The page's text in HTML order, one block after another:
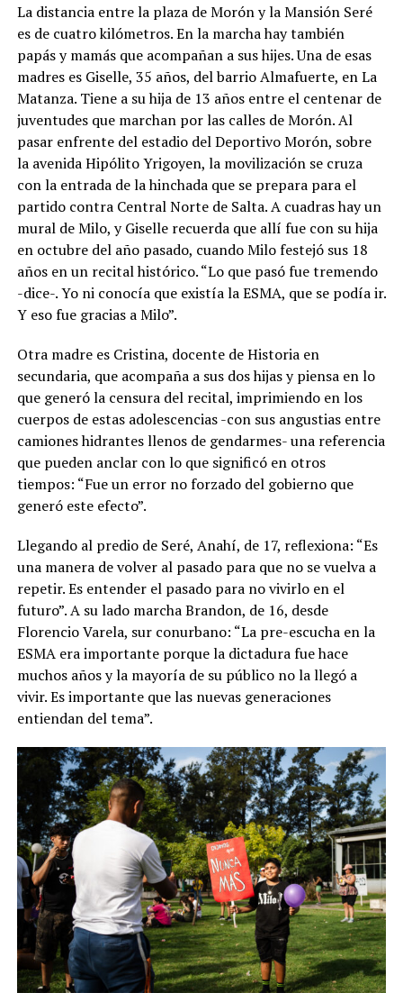
La distancia entre la plaza de Morón y la Mansión Seré
es de cuatro kilómetros. En la marcha hay también
papás y mamás que acompañan a sus hijes. Una de esas
madres es Giselle, 35 años, del barrio Almafuerte, en La
Matanza. Tiene a su hija de 13 años entre el centenar de
juventudes que marchan por las calles de Morón. Al
pasar enfrente del estadio del Deportivo Morón, sobre
la avenida Hipólito Yrigoyen, la movilización se cruza
con la entrada de la hinchada que se prepara para el
partido contra Central Norte de Salta. A cuadras hay un
mural de Milo, y Giselle recuerda que allí fue con su hija
en octubre del año pasado, cuando Milo festejó sus 18
años en un recital histórico. “Lo que pasó fue tremendo
-dice-. Yo ni conocía que existía la ESMA, que se podía ir.
Y eso fue gracias a Milo”.
Otra madre es Cristina, docente de Historia en
secundaria, que acompaña a sus dos hijas y piensa en lo
que generó la censura del recital, imprimiendo en los
cuerpos de estas adolescencias -con sus angustias entre
camiones hidrantes llenos de gendarmes- una referencia
que pueden anclar con lo que significó en otros
tiempos: “Fue un error no forzado del gobierno que
generó este efecto”.
Llegando al predio de Seré, Anahí, de 17, reflexiona: “Es
una manera de volver al pasado para que no se vuelva a
repetir. Es entender el pasado para no vivirlo en el
futuro”. A su lado marcha Brandon, de 16, desde
Florencio Varela, sur conurbano: “La pre-escucha en la
ESMA era importante porque la dictadura fue hace
muchos años y la mayoría de su público no la llegó a
vivir. Es importante que las nuevas generaciones
entiendan del tema”.